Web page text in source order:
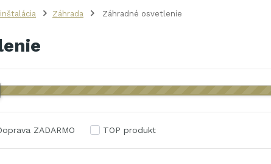
Záhrada Záhradné osvetlenie
ZADARMO TOP produkt